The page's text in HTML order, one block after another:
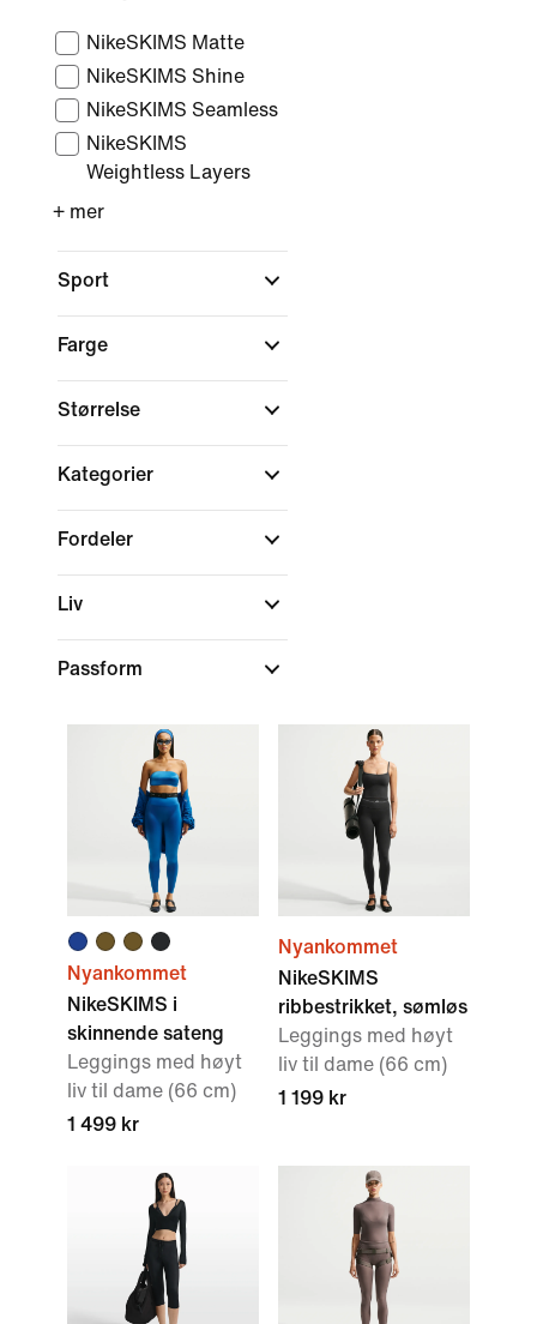
NikeSKIMS Matte
NikeSKIMS Shine
NikeSKIMS Seamless
NikeSKIMS
Weightless Layers
+ mer
Sport
Farge
Størrelse
Kategorier
Fordeler
Liv
Passform
Nyankommet
NikeSKIMS i
skinnende sateng
Leggings med høyt
liv til dame (66 cm)
1 499 kr
Nyankommet
NikeSKIMS
ribbestrikket, sømløs
Leggings med høyt
liv til dame (66 cm)
1 199 kr